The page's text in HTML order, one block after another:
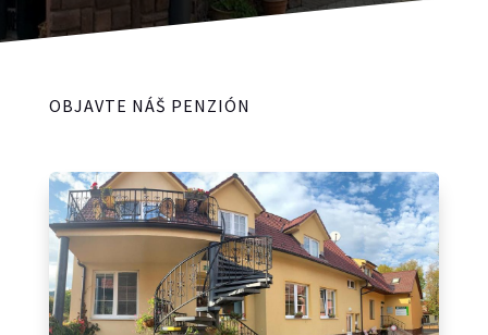
OBJAVTE NÁŠ PENZIÓN